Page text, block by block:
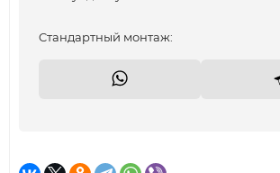
Cтандартный монтаж: